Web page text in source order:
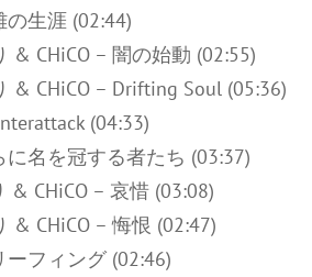
生涯 (02:44)
& CHiCO – 闇の始動 (02:55)
& CHiCO – Drifting Soul (05:36)
(04:33)
名を冠する者たち (03:37)
& CHiCO – 哀惜 (03:08)
& CHiCO – 悔恨 (02:47)
フィング (02:46)